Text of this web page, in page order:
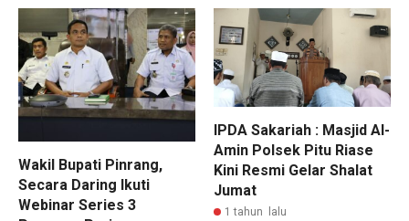
Wakil Bupati Pinrang,
Secara Daring Ikuti
Webinar Series 3
IPDA Sakariah : Masjid Al-
Amin Polsek Pitu Riase
Kini Resmi Gelar Shalat
Jumat
1 tahun lalu